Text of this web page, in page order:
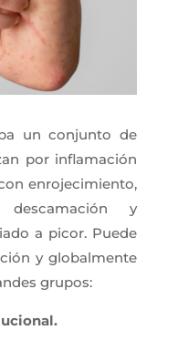
un conjunto de
por inflamación
enrojecimiento,
y
a picor. Puede
y globalmente
grupos: